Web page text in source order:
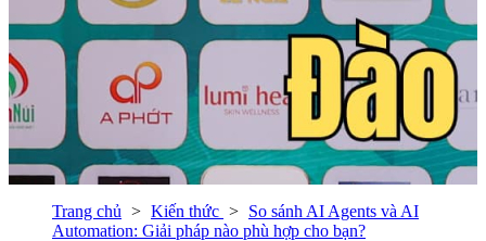
Trang chủ Kiến thức
So sánh AI Agents và AI
Automation: Giải pháp nào phù hợp cho bạn?